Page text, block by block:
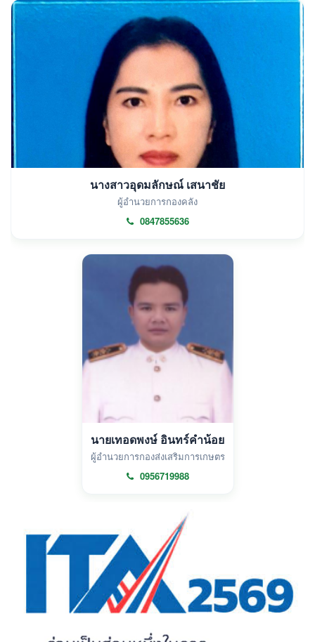
นางสาวอุดมลักษณ์ เสนาชัย
ผู้อำนวยการกองคลัง
0847855636
นายเทอดพงษ์ อินทร์คำน้อย
ผู้อำนวยการกองส่งเสริมการเกษตร
0956719988